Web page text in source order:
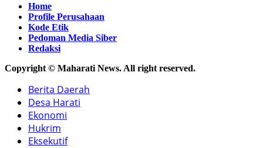
Home
Profile Perusahaan
Kode Etik
Pedoman Media Siber
Redaksi
Copyright © Maharati News. All right reserved.
Berita Daerah
Desa Harati
Ekonomi
Hukrim
Eksekutif